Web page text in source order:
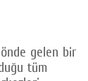
önde gelen bir
tüm